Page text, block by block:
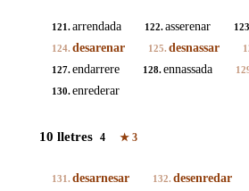
121.arrendada 122.asserenar
124. desarenar 125. desnassar
127.endarrere 128.ennassada
130.enrederar
10 lletres 4 ★ 3
131. desarnesar 132. desenredar